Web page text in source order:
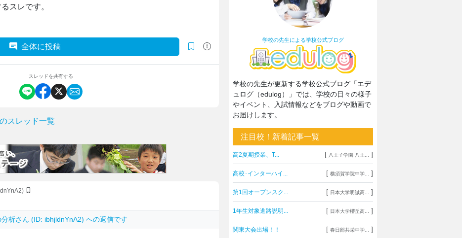
スレです。
全体に投稿
スレッドを共有する
スレッド一覧
析さん (ID: ibhjldnYnA2) への返信です
学校の先生による学校公式ブログ
学校の先生が更新する学校公式ブログ「エデ
ュログ（edulog）」では、学校の日々の様子
やイベント、入試情報などをブログや動画で
お届けします。
注目校！新着記事一覧
高2夏期授業、T... [ 八王子学園 八王... ]
高校･インターハイ... [ 横須賀学院中学... ]
第1回オープンスク... [ 日本大学明誠高... ]
1年生対象進路説明... [ 日本大学櫻丘高... ]
関東大会出場！！ [ 春日部共栄中学... ]